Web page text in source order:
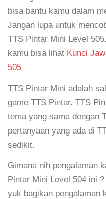
bisa bantu kamu dalam
Jangan lupa untuk
TTS Pintar Mini Level
kamu bisa lihat Kunci
505
TTS Pintar Mini adalah
game TTS Pintar. TTS
tema yang sama dengan
pertanyaan yang ada di
sedikit.
Gimana nih pengalaman
Pintar Mini Level 504 ini
yuk bagikan pengalaman